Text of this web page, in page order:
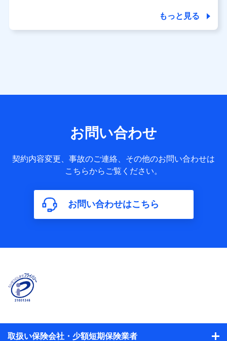
当社又は株式会社NTTドコモが提供する保険関連サービスに
送信履歴などの情報）が含まれます。
約に関する情報。例として、保険契約者及び被保険者の氏
名、住所、生年月日、性別、保険契約者と被保険者の関係、
保険加入の目的、保険商品の内容、保険料、保険料のお支払
年数などの情報、ペットの種類や年齢などの情報などが含ま
れます。
【共同して利用する者の範囲】
株式会社NTTドコモ
当社又は株式会社NTTドコモが提供する保険関連サービスに
おけるユーザ登録受付および管理のため
当社又は株式会社NTTドコモと取引のあるもしくは委託を受
れらに付帯、関連する当社、株式会社NTTドコモおよび提携
会社のサービスを案内、提供するため
もっと見る
お問い合わせ
契約内容変更、事故のご連絡、その他のお問い合わせは
こちらからご覧ください。
お問い合わせはこちら
取扱い保険会社・少額短期保険業者